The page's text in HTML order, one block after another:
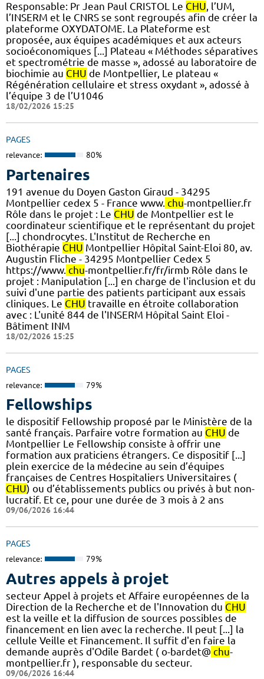
Responsable: Pr Jean Paul CRISTOL Le CHU, l’UM,
l’INSERM et le CNRS se sont regroupés afin de créer la
plateforme OXYDATOME. La Plateforme est
proposée, aux équipes académiques et aux acteurs
socioéconomiques [...] Plateau « Méthodes séparatives
et spectrométrie de masse », adossé au laboratoire de
biochimie au CHU de Montpellier, Le plateau «
Régénération cellulaire et stress oxydant », adossé à
l’équipe 3 de l’U1046
18/02/2026 15:25
PAGES
relevance: 80%
Partenaires
191 avenue du Doyen Gaston Giraud - 34295
Montpellier cedex 5 - France www. chu-montpellier.fr
Rôle dans le projet : Le CHU de Montpellier est le
coordinateur scientifique et le représentant du projet
[...] chondrocytes. L'Institut de Recherche en
Biothérapie CHU Montpellier Hôpital Saint-Eloi 80, av.
Augustin Fliche - 34295 Montpellier Cedex 5
https://www. chu-montpellier.fr/fr/irmb Rôle dans le
projet : Manipulation [...] en charge de l'inclusion et du
suivi d'une partie des patients participant aux essais
cliniques. Le CHU travaille en étroite collaboration
avec : L'unité 844 de l'INSERM Hôpital Saint Eloi -
Bâtiment INM
18/02/2026 15:25
PAGES
relevance: 79%
Fellowships
le dispositif Fellowship proposé par le Ministère de la
santé français. Parfaire votre formation au CHU de
Montpellier Le Fellowship consiste à offrir une
formation aux praticiens étrangers. Ce dispositif [...]
plein exercice de la médecine au sein d’équipes
françaises de Centres Hospitaliers Universitaires (
CHU) ou d’établissements publics ou privés à but non-
lucratif. Et ce, pour une durée de 3 mois à 2 ans
09/06/2026 16:44
PAGES
relevance: 79%
Autres appels à projet
secteur Appel à projets et Affaire européennes de la
Direction de la Recherche et de l'Innovation du CHU
est la veille et la diffusion de sources possibles de
financement en lien avec la recherche. Il peut [...] la
cellule Veille et Financement. Il suffit d'en faire la
demande auprès d'Odile Bardet ( o-bardet@ chu-
montpellier.fr ), responsable du secteur.
09/06/2026 16:44